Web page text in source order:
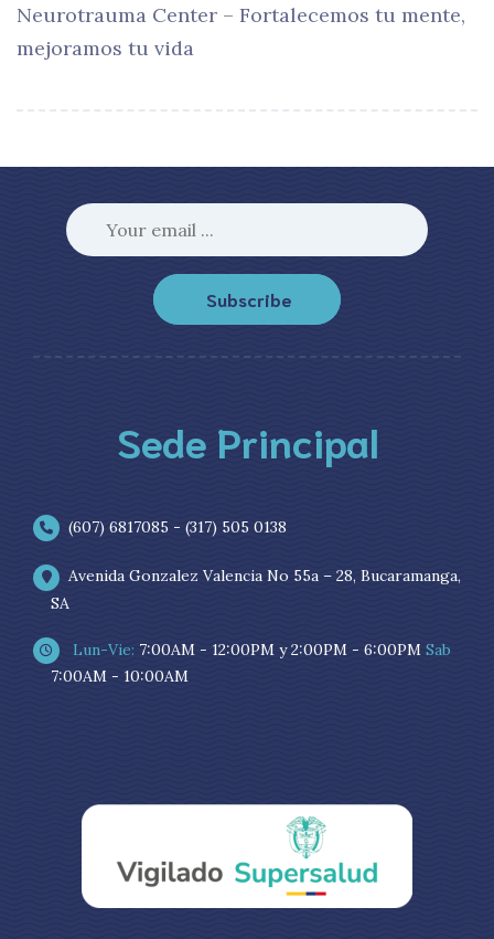
Neurotrauma Center – Fortalecemos tu mente,
mejoramos tu vida
Subscribe
Sede Principal
(607) 6817085 - (317) 505 0138
Avenida Gonzalez Valencia No 55a – 28, Bucaramanga,
SA
Lun-Vie: 7:00AM - 12:00PM y 2:00PM - 6:00PM Sab
7:00AM - 10:00AM